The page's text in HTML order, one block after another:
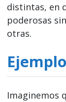
distintas, en
poderosas
otras.
Imaginemos